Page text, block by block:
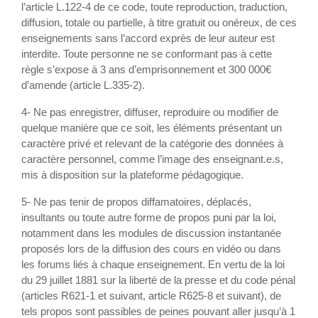
l’article L.122-4 de ce code, toute reproduction, traduction,
diffusion, totale ou partielle, à titre gratuit ou onéreux, de ces
enseignements sans l’accord exprès de leur auteur est
interdite. Toute personne ne se conformant pas à cette
règle s’expose à 3 ans d’emprisonnement et 300 000€
d’amende (article L.335-2).
4- Ne pas enregistrer, diffuser, reproduire ou modifier de
quelque manière que ce soit, les éléments présentant un
caractère privé et relevant de la catégorie des données à
caractère personnel, comme l’image des enseignant.e.s,
mis à disposition sur la plateforme pédagogique.
5- Ne pas tenir de propos diffamatoires, déplacés,
insultants ou toute autre forme de propos puni par la loi,
notamment dans les modules de discussion instantanée
proposés lors de la diffusion des cours en vidéo ou dans
les forums liés à chaque enseignement. En vertu de la loi
du 29 juillet 1881 sur la liberté de la presse et du code pénal
(articles R621-1 et suivant, article R625-8 et suivant), de
tels propos sont passibles de peines pouvant aller jusqu’à 1